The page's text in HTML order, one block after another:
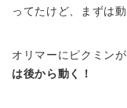
ってたけど、まずは
オリマーにピクミン
は後から動く！